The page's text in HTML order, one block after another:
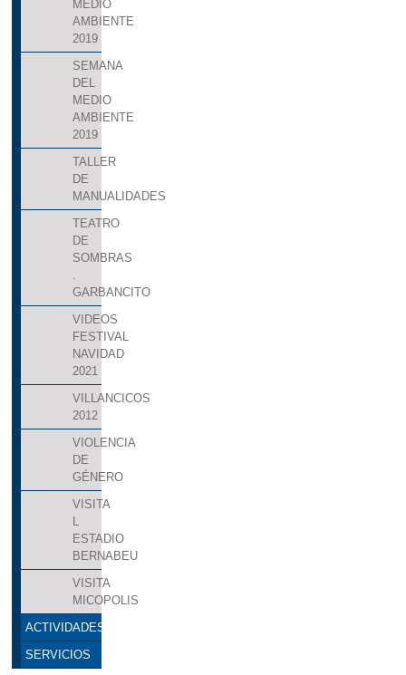
MEDIO
AMBIENTE
2019
SEMANA
DEL
MEDIO
AMBIENTE
2019
TALLER
DE
MANUALIDADES
TEATRO
DE
SOMBRAS
.
GARBANCITO
VIDEOS
FESTIVAL
NAVIDAD
2021
VILLANCICOS
2012
VIOLENCIA
DE
GÉNERO
VISITA
L
ESTADIO
BERNABEU
VISITA
MICOPOLIS
ACTIVIDADES
SERVICIOS